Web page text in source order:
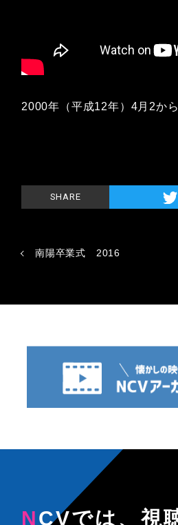
2000年（平成12年）4月2か
SHARE
南陽卒業式 2016
NCVでは、